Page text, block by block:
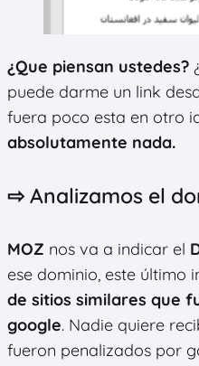
¿Que piensan ustedes?
puede darme un link
fuera poco esta en otro
absolutamente nada.
⇨ Analizamos el
MOZ nos va a indicar el
ese dominio, este último
de sitios similares que
google. Nadie quiere
fueron penalizados por